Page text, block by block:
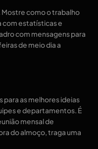
Mostre como o trabalho
com estatísticas e
com mensagens para
de meio dia a
para as melhores ideias
e departamentos. É
mensal de
do almoço, traga uma